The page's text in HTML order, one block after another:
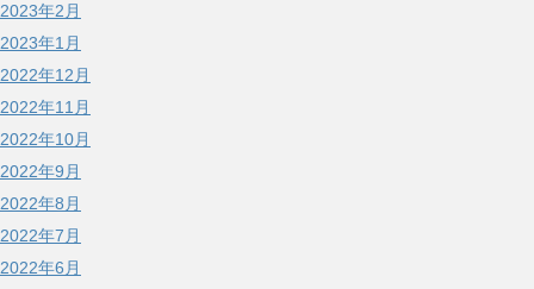
2023年2月
2023年1月
2022年12月
2022年11月
2022年10月
2022年9月
2022年8月
2022年7月
2022年6月